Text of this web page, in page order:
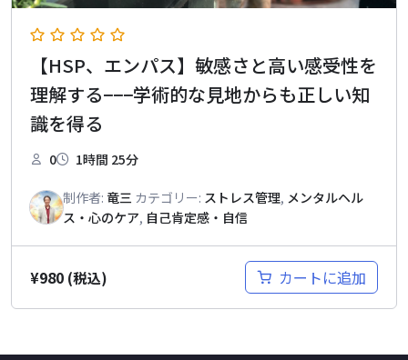
【HSP、エンパス】敏感さと高い感受性を
理解する−−−学術的な見地からも正しい知
識を得る
0 1時間 25分
制作者: 竜三 カテゴリー: ストレス管理, メンタルヘル
ス・心のケア, 自己肯定感・自信
¥980 (税込) カートに追加